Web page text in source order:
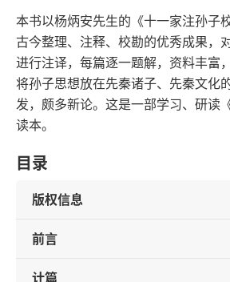
本书以杨炳安先生的《十一家注孙子
古今整理、注释、校勘的优秀成果，
进行注译，每篇逐一题解，资料丰富
将孙子思想放在先秦诸子、先秦文化
发，颇多新论。这是一部学习、研读
读本。
目录
版权信息
前言
计篇